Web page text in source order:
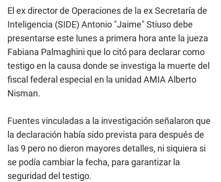
El ex director de Operaciones de la ex Secretaría de
Inteligencia (SIDE) Antonio "Jaime" Stiuso debe
presentarse este lunes a primera hora ante la jueza
Fabiana Palmaghini que lo citó para declarar como
testigo en la causa donde se investiga la muerte del
fiscal federal especial en la unidad AMIA Alberto
Nisman.
Fuentes vinculadas a la investigación señalaron que
la declaración había sido prevista para después de
las 9 pero no dieron mayores detalles, ni siquiera si
se podía cambiar la fecha, para garantizar la
seguridad del testigo.